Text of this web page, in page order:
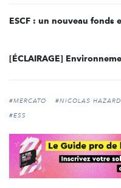
#MERCATO #NICOLAS HAZARD
#ESS